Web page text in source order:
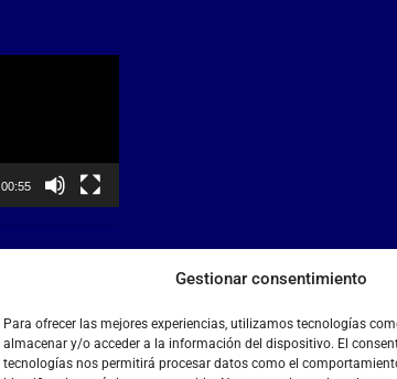
Gestionar consentimiento
Para ofrecer las mejores experiencias, utilizamos tecnologías
almacenar y/o acceder a la información del dispositivo. El
tecnologías nos permitirá procesar datos como el
00:55